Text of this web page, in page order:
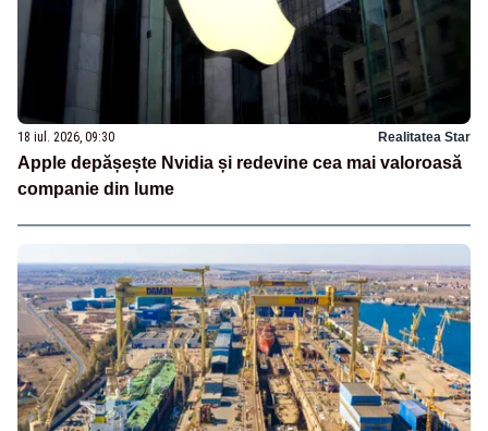
18 iul. 2026, 09:30 Realitatea Star
Apple depășește Nvidia și redevine cea mai valoroasă
companie din lume